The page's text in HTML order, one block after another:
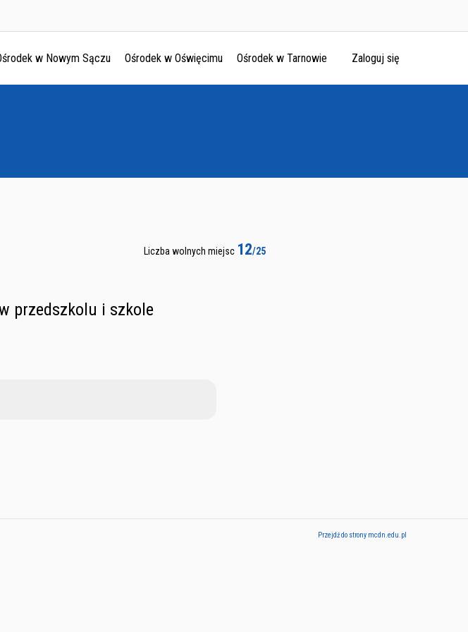
w Nowym Sączu Ośrodek w Oświęcimu Ośrodek w Tarnowie Zaloguj się
Liczba wolnych miejsc 12/25
przedszkolu i szkole
Przejdź do strony mcdn.edu.pl